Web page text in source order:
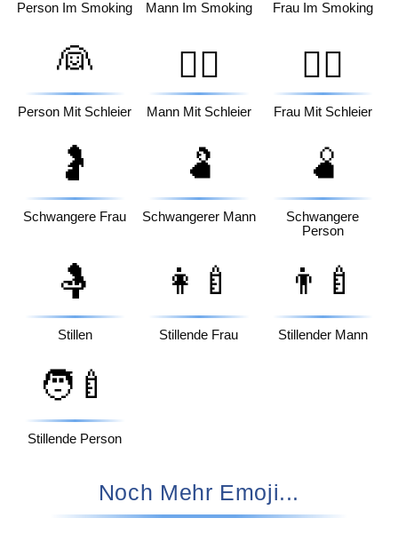
Person Im Smoking Mann Im Smoking Frau Im Smoking
👰
Person Mit Schleier
👰‍♂️
Mann Mit Schleier
👰‍♀️
Frau Mit Schleier
🤰
Schwangere Frau
🫃
Schwangerer Mann
🫄
Schwangere
Person
🤱
Stillen
👩‍🍼
Stillende Frau
👨‍🍼
Stillender Mann
🧑‍🍼
Stillende Person
Noch Mehr Emoji...